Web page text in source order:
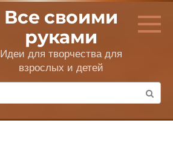
Все своими
руками
Идеи для творчества для
взрослых и детей